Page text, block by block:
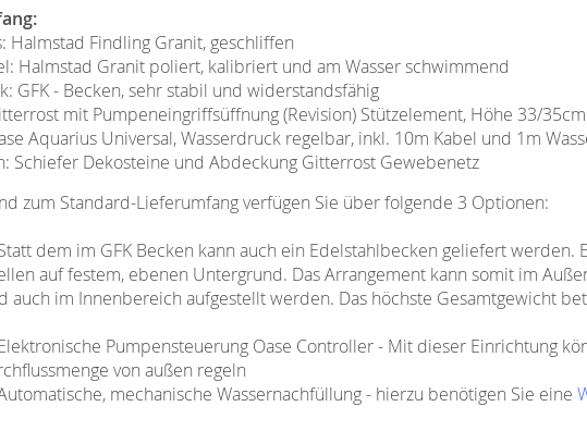
Halmstad Findling Granit, geschliffen
Halmstad Granit poliert, kalibriert und am Wasser schwimmend
GFK - Becken, sehr stabil und widerstandsfähig
mit Pumpeneingriffsüffnung (Revision) Stützelement, Höhe 33/35cm
Aquarius Universal, Wasserdruck regelbar, inkl. 10m Kabel und 1m
Schiefer Dekosteine und Abdeckung Gitterrost Gewebenetz
zum Standard-Lieferumfang verfügen Sie über folgende 3 Optionen:
dem im GFK Becken kann auch ein Edelstahlbecken geliefert werden.
auf festem, ebenen Untergrund. Das Arrangement kann somit im
auch im Innenbereich aufgestellt werden. Das höchste Gesamtgewicht
Pumpensteuerung Oase Controller - Mit dieser Einrichtung
von außen regeln
mechanische Wassernachfüllung - hierzu benötigen Sie eine